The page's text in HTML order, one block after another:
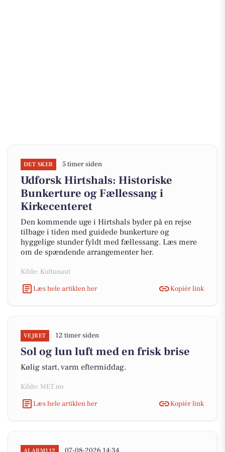
DET SKER 5 timer siden
Udforsk Hirtshals: Historiske
Bunkerture og Fællessang i
Kirkecenteret
Den kommende uge i Hirtshals byder på en rejse
tilbage i tiden med guidede bunkerture og
hyggelige stunder fyldt med fællessang. Læs mere
om de spændende arrangementer her.
Kilde: Kultunaut
Læs hele artiklen her
Kopiér link
VEJRET 12 timer siden
Sol og lun luft med en frisk brise
Kølig start, varm eftermiddag.
Kilde: MET.no
Læs hele artiklen her
Kopiér link